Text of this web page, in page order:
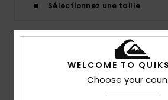
Sélectionnez une taille
Details & caractéristiques
Polo manches courtes en matière
WELCOME TO
Choose your